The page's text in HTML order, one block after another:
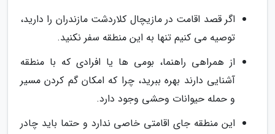
اگر قصد اقامت در مازیچال کلاردشت مازندران را دارید،
توصیه می کنیم تنها به این منطقه سفر نکنید.
از همراهی راهنما، بومی ها یا افرادی که با منطقه
آشنایی دارند بهره ببرید، چرا که امکان گم کردن مسیر
و حمله حیوانات وحشی وجود دارد.
این منطقه جای اقامتی خاصی ندارد و حتما باید چادر